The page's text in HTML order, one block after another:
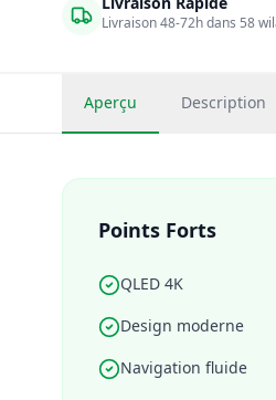
Livraison 48-72h dans 58
Aperçu Description
Points Forts
QLED 4K
Design moderne
Navigation fluide